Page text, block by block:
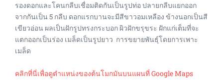
รองดอกและโคนกลีบเชื่อมติดกันเป็นรูปท่อ ปลายกลีบแยกออก
จากกันเป็น 5 กลีบ ดอกแรกบานจะมีสีขาวอมเหลือง ข้างนอกเป็นสี
เขียวอ่อน ผลเป็นฝักรูปทรงกระบอก ผิวฝักขรุขระ ฝักแก่เต็มที่จะ
แตกออกเป็นร่อง เมล็ดเป็นรูปยาว การขยายพันธุ์โดยการเพาะ
เมล็ด
คลิกที่นี่เพื่อดูตำแหน่งของต้นโมกมันบนแผนที่ Google Maps